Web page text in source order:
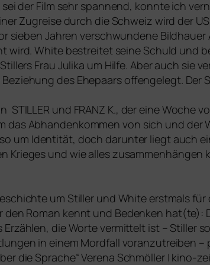
der Film sehr span­nend, konn­te ich
Zugreise durch die Schweiz wird der
sie­ben Jahren ver­schwun­de­ne
wird. White bestrei­tet sei­ne Schuld und
Frau Julika um Hilfe. Aber auch sie
des Ehepaars offen­ge­legt.
STILLER und FRANZ K., der eine Woche
das Abhandenkommen von sich und der
um Identität, doch dar­un­ter liegt auch
Krieges und wie alles
um Stiller und White erst­mals
den Roman kennt und Bedenken
Erzählen, die Worte ver­mit­telt ist – Stiller
in einem Mordfall vor­an­zu­trei­ben
die Sprache“ Verena Schmöller | kino-